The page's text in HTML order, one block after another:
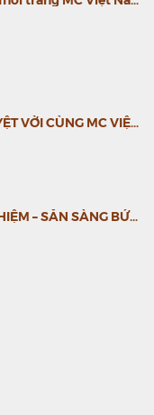
TRẢI NGHIỆM TUYỆT VỜI CÙNG MC VIỆT NAM
DU LỊCH TRẢI NGHIỆM – SẴN SÀNG BỨT PHÁ CÙNG MC VIỆT NAM